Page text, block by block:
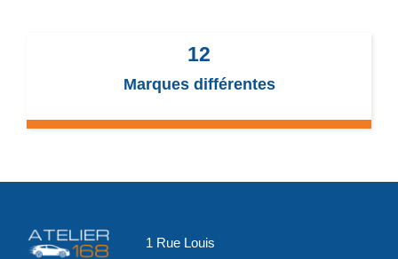
12
Marques différentes
1 Rue Louis